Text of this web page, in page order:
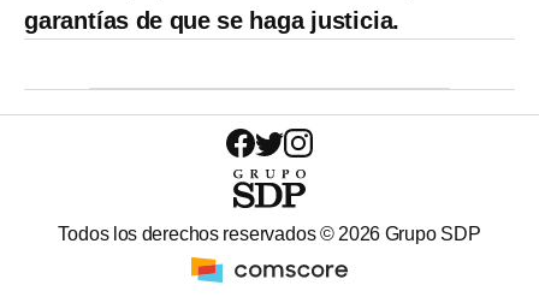
garantías de que se haga justicia.
Todos los derechos reservados © 2026 Grupo SDP